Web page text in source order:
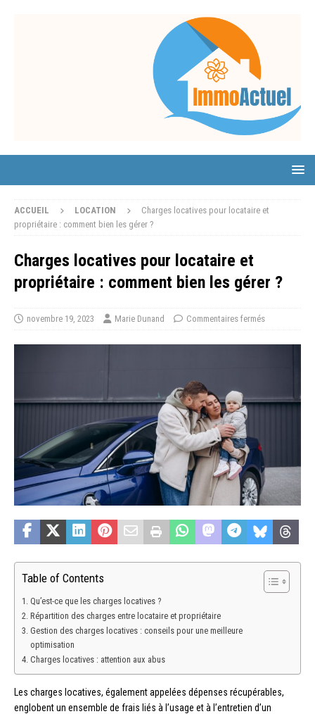
ACCUEIL LOCATION
Charges locatives pour locataire et
propriétaire : comment bien les gérer ?
Charges locatives pour locataire et
propriétaire : comment bien les gérer ?
novembre 19, 2023 Marie Dunand Commentaires fermés
Table of Contents
Qu’est-ce que les charges locatives ?
Répartition des charges entre locataire et propriétaire
Gestion des charges locatives : conseils pour une meilleure
optimisation
Charges locatives : attention aux abus
Les charges locatives, également appelées dépenses récupérables,
englobent un ensemble de frais liés à l’usage et à l’entretien d’un